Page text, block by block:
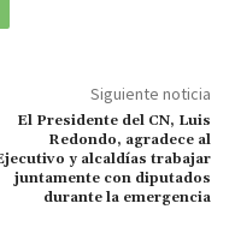
Siguiente noticia
El Presidente del CN, Luis
Redondo, agradece al
y alcaldías trabajar
juntamente con diputados
durante la emergencia